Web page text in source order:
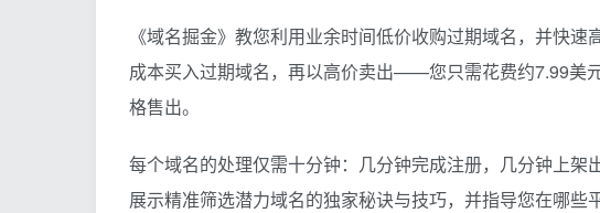
《域名掘金》教您利用业余时间低价收购过期域名，并快
成本买入过期域名，再以高价卖出——您只需花费约7.99美
格售出。
每个域名的处理仅需十分钟：几分钟完成注册，几分钟上
展示精准筛选潜力域名的独家秘诀与技巧，并指导您在哪些